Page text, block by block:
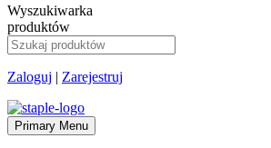
Wyszukiwarka
produktów
Zaloguj | Zarejestruj
Primary Menu